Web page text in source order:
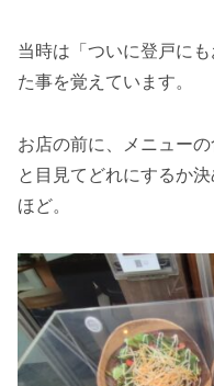
当時は「ついに登戸に
た事を覚えています。
お店の前に、メニュー
と目見てどれにするか
ほど。